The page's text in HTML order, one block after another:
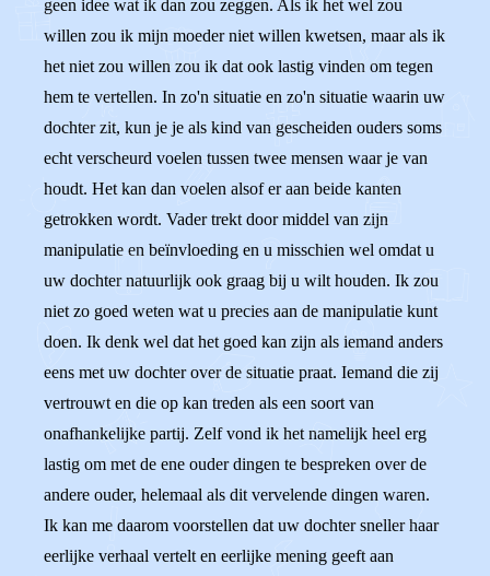
geen idee wat ik dan zou zeggen. Als ik het wel zou
willen zou ik mijn moeder niet willen kwetsen, maar als ik
het niet zou willen zou ik dat ook lastig vinden om tegen
hem te vertellen. In zo'n situatie en zo'n situatie waarin uw
dochter zit, kun je je als kind van gescheiden ouders soms
echt verscheurd voelen tussen twee mensen waar je van
houdt. Het kan dan voelen alsof er aan beide kanten
getrokken wordt. Vader trekt door middel van zijn
manipulatie en beïnvloeding en u misschien wel omdat u
uw dochter natuurlijk ook graag bij u wilt houden. Ik zou
niet zo goed weten wat u precies aan de manipulatie kunt
doen. Ik denk wel dat het goed kan zijn als iemand anders
eens met uw dochter over de situatie praat. Iemand die zij
vertrouwt en die op kan treden als een soort van
onafhankelijke partij. Zelf vond ik het namelijk heel erg
lastig om met de ene ouder dingen te bespreken over de
andere ouder, helemaal als dit vervelende dingen waren.
Ik kan me daarom voorstellen dat uw dochter sneller haar
eerlijke verhaal vertelt en eerlijke mening geeft aan